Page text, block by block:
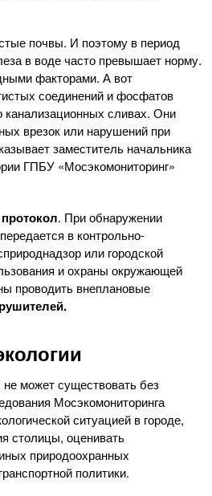
почвы. И поэтому в период
в воде часто превышает норму.
факторами. А вот
соединений и фосфатов
канализационных сливах. Они
врезок или нарушений при
заместитель начальника
ГПБУ «Мосэкомониторинг»
. При обнаружении
в контрольно-
или городской
и охраны окружающей
проводить внеплановые
может существовать без
Мосэкомониторинга
ситуацией в городе,
столицы, оценивать
природоохранных
политики.